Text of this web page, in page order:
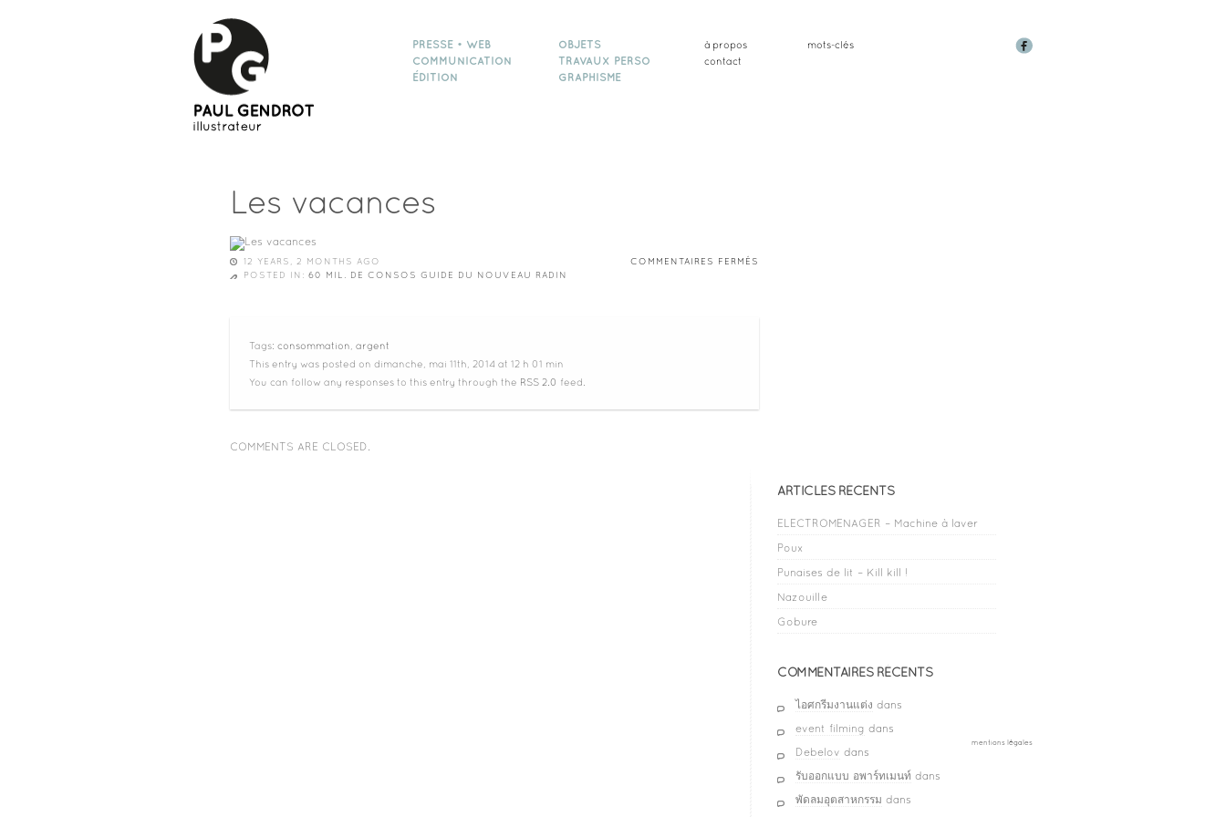
PRESSE • WEB
COMMUNICATION
ÉDITION
OBJETS
TRAVAUX PERSO
GRAPHISME
à propos
contact
mots-clés
Les vacances
12 YEARS, 2 MONTHS AGO COMMENTAIRES FERMÉS
POSTED IN: 60 MIL. DE CONSOS GUIDE DU NOUVEAU RADIN
Tags: consommation argent
This entry was posted on dimanche, mai 11th, 2014 at 12 h 01 min
You can follow any responses to this entry through the RSS 2.0 feed.
COMMENTS ARE CLOSED.
ARTICLES RÉCENTS
ELECTROMENAGER – Machine à laver
Poux
Punaises de lit – Kill kill !
Nazouille
Gobure
COMMENTAIRES RÉCENTS
ไอศกรีมงานแต่ง dans
event filming dans
Debelov dans
รับออกแบบ อพาร์ทเมนท์ dans
พัดลมอุตสาหกรรม dans
mentions légales